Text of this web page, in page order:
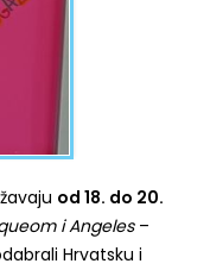
od 18. do 20.
i Angeles–
Hrvatsku i